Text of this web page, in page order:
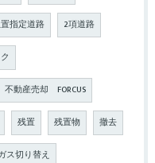
指定道路 2項道路
動産売却 FORCUS
残置 残置物 撤去
ス切り替え